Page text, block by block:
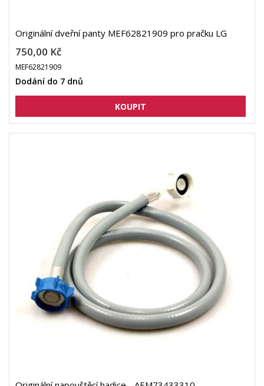
Originální dveřní panty MEF62821909 pro pračku LG
750,00 Kč
MEF62821909
Dodání do 7 dnů